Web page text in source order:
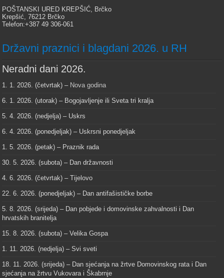
POŠTANSKI URED KREPŠIĆ, Brčko
Krepšić, 76212 Brčko
Telefon:+387 49 306-061
Državni praznici i blagdani 2026. u RH
Neradni dani 2026.
1. 1. 2026. (četvrtak) – Nova godina
6. 1. 2026. (utorak) – Bogojavljenje ili Sveta tri kralja
5. 4. 2026. (nedjelja) – Uskrs
6. 4. 2026. (ponedjeljak) – Uskrsni ponedjeljak
1. 5. 2026. (petak) – Praznik rada
30. 5. 2026. (subota) – Dan državnosti
4. 6. 2026. (četvrtak) – Tijelovo
22. 6. 2026. (ponedjeljak) – Dan antifašističke borbe
5. 8. 2026. (srijeda) – Dan pobjede i domovinske zahvalnosti i Dan
hrvatskih branitelja
15. 8. 2026. (subota) – Velika Gospa
1. 11. 2026. (nedjelja) – Svi sveti
18. 11. 2026. (srijeda) – Dan sjećanja na žrtve Domovinskog rata i Dan
sjećanja na žrtvu Vukovara i Škabrnje